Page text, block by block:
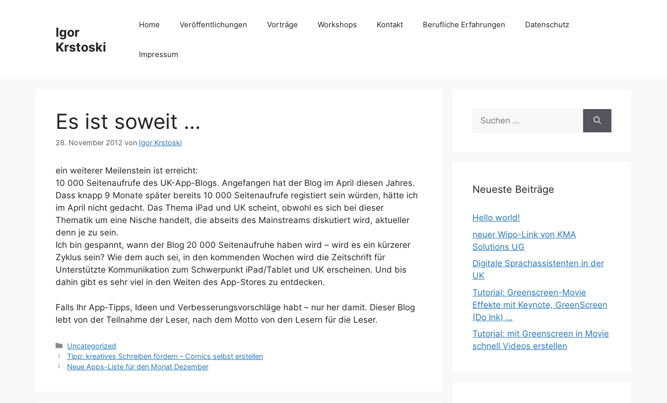
Igor
Krstoski
Home Veröffentlichungen Vorträge Workshops Kontakt Berufliche Erfahrungen Datenschutz
Impressum
Es ist soweit …
28. November 2012 von Igor Krstoski
ein weiterer Meilenstein ist erreicht:
10 000 Seitenaufrufe des UK-App-Blogs. Angefangen hat der Blog im April diesen Jahres.
Dass knapp 9 Monate später bereits 10 000 Seitenaufrufe registiert sein würden, hätte ich
im April nicht gedacht. Das Thema iPad und UK scheint, obwohl es sich bei dieser
Thematik um eine Nische handelt, die abseits des Mainstreams diskutiert wird, aktueller
denn je zu sein.
Ich bin gespannt, wann der Blog 20 000 Seitenaufruhe haben wird – wird es ein kürzerer
Zyklus sein? Wie dem auch sei, in den kommenden Wochen wird die Zeitschrift für
Unterstützte Kommunikation zum Schwerpunkt iPad/Tablet und UK erscheinen. Und bis
dahin gibt es sehr viel in den Weiten des App-Stores zu entdecken.
Falls Ihr App-Tipps, Ideen und Verbesserungsvorschläge habt – nur her damit. Dieser Blog
lebt von der Teilnahme der Leser, nach dem Motto von den Lesern für die Leser.
Kategorien
Uncategorized
Tipp: kreatives Schreiben fördern – Comics selbst erstellen
Neue Apps-Liste für den Monat Dezember
Suchen
nach:
Neueste Beiträge
Hello world!
neuer Wipo-Link von KMA
Solutions UG
Digitale Sprachassistenten in der
UK
Tutorial: Greenscreen-Movie
Effekte mit Keynote, GreenScreen
(Do Ink) …
Tutorial: mit Greenscreen in Movie
schnell Videos erstellen